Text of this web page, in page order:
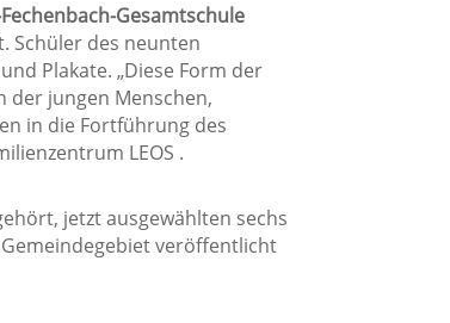
Gesamtschule
Schüler des neunten
Plakate. „Diese Form der
jungen Menschen,
in die Fortführung des
LEOS .
jetzt ausgewählten sechs
veröffentlicht